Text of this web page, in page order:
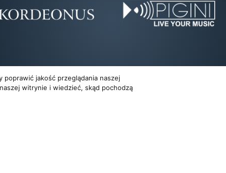
poprawić jakość przeglądania naszej
witrynie i wiedzieć, skąd pochodzą